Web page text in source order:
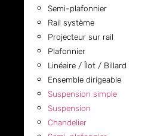
Semi-plafonnier
Rail système
Projecteur sur rail
Plafonnier
Linéaire / Îlot / Billard
Ensemble dirigeable
Suspension simple
Suspension
Chandelier